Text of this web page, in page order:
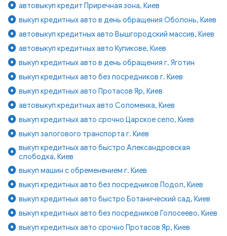
автовыкуп кредит Приречная зона, Киев
выкуп кредитных авто в день обращения Оболонь, Киев
автовыкуп кредитных авто Вышгородский массив, Киев
автовыкуп кредитных авто Куликове, Киев
выкуп кредитных авто в день обращения г. Яготин
выкуп кредитных авто без посредников г. Киев
выкуп кредитных авто Протасов Яр, Киев
автовыкуп кредитных авто Соломенка, Киев
выкуп кредитных авто срочно Царское село, Киев
выкуп залогового транспорта г. Киев
выкуп кредитных авто быстро Александровская
слободка, Киев
выкуп машин с обременением г. Киев
выкуп кредитных авто без посредников Подол, Киев
выкуп кредитных авто быстро Ботанический сад, Киев
выкуп кредитных авто без посредников Голосеево, Киев
выкуп кредитных авто срочно Протасов Яр, Киев